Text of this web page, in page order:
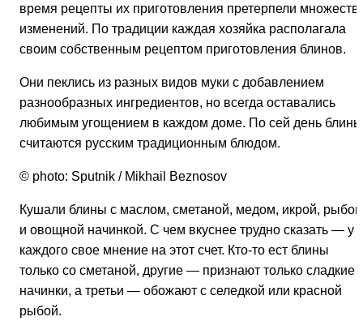
время рецепты их приготовления претерпели
изменений. По традиции каждая хозяйка располагала
своим собственным рецептом приготовления блинов.
Они пеклись из разных видов муки с добавлением
разнообразных ингредиентов, но всегда оставались
любимым угощением в каждом доме. По сей день блины
считаются русским традиционным блюдом.
© photo: Sputnik / Mikhail Beznosov
Кушали блины с маслом, сметаной, медом, икрой, рыбой
и овощной начинкой. С чем вкуснее трудно сказать — у
каждого свое мнение на этот счет. Кто-то ест блины
только со сметаной, другие — признают только сладкие
начинки, а третьи — обожают с селедкой или красной
рыбой.